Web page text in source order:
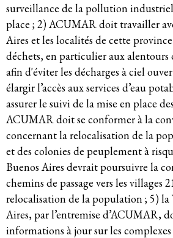
surveillance de la pollution
place ; 2) ACUMAR doit travailler
Aires et les localités de cette
déchets, en particulier aux alentours
afin d'éviter les décharges à ciel
élargir l’accès aux services d’eau
assurer le suivi de la mise en place
ACUMAR doit se conformer à la
concernant la relocalisation de la
et des colonies de peuplement à
Buenos Aires devrait poursuivre la
chemins de passage vers les villages
relocalisation de la population ; 5) la
Aires, par l’entremise d’ACUMAR,
informations à jour sur les complexes